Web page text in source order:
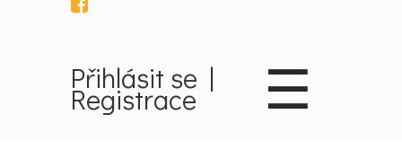
Přihlásit se |
Registrace
Domů
☰